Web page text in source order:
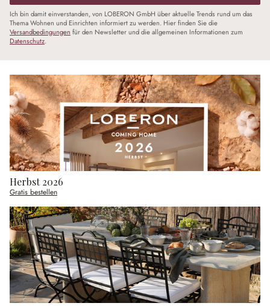
Ich bin damit einverstanden, von LOBERON GmbH über aktuelle Trends rund um das
Thema Wohnen und Einrichten informiert zu werden. Hier finden Sie die
Versandbedingungen für den Newsletter und die allgemeinen Informationen zum
Datenschutz.
Herbst 2026
Gratis bestellen